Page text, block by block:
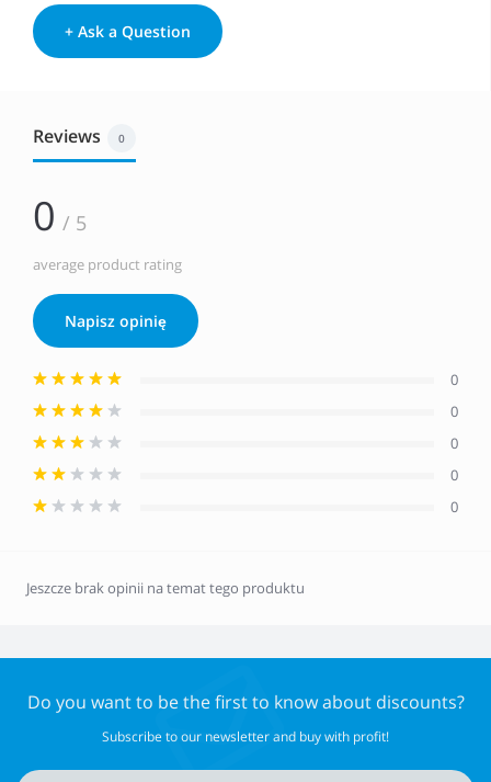
+ Ask a Question
Reviews 0
0 / 5
average product rating
Napisz opinię
0
0
0
0
0
Jeszcze brak opinii na temat tego produktu
Do you want to be the first to know about discounts?
Subscribe to our newsletter and buy with profit!